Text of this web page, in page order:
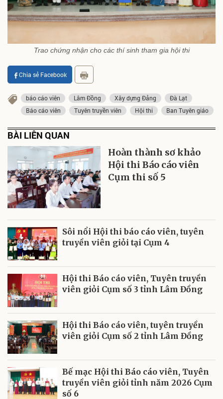
Trao chứng nhận cho các thí sinh tham gia hội thi
Chia sẻ Facebook
báo cáo viên Lâm Đồng Xây dựng Đảng
Đà Lạt
Báo cáo viên
Tuyên truyền viên Hội thi Ban Tuyên giáo
BÀI LIÊN QUAN
Hoàn thành sơ khảo
Hội thi Báo cáo viên
Cụm thi số 5
Sôi nổi Hội thi báo cáo viên, tuyên
truyền viên giỏi tại Cụm 4
Hội thi Báo cáo viên, Tuyên truyền
viên giỏi Cụm số 3 tỉnh Lâm Đồng
Hội thi Báo cáo viên, tuyên truyền
viên giỏi Cụm số 2 tỉnh Lâm Đồng
Bế mạc Hội thi Báo cáo viên, Tuyên
truyền viên giỏi tỉnh năm 2026 Cụm
số 6